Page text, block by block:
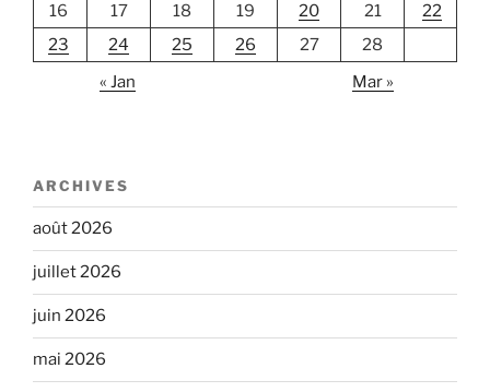
16
17 18 19 20 21
22
23
24 25 26 27
28
« Jan
Mar »
ARCHIVES
août 2026
juillet 2026
juin 2026
mai 2026